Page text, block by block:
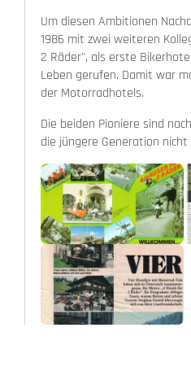
Um diesen Ambitionen
1986 mit zwei weiteren
2 Räder", als erste
Leben gerufen. Damit war
der Motorradhotels.
Die beiden Pioniere sind
die jüngere Generation